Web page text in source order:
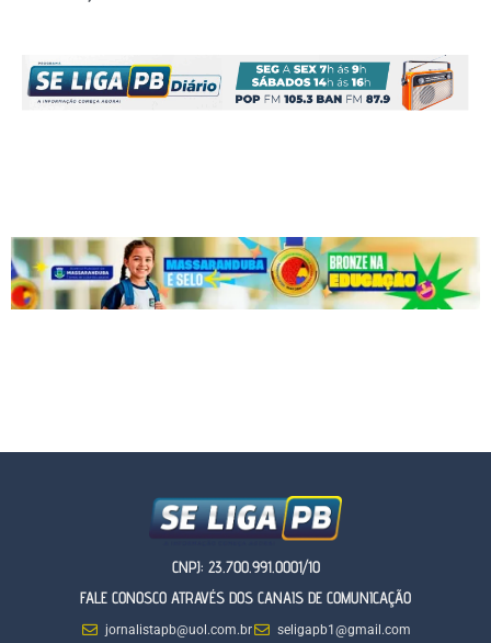
CNPJ: 23.700.991.0001/10
FALE CONOSCO ATRAVÉS DOS CANAIS DE COMUNICAÇÃO
jornalistapb@uol.com.br
seligapb1@gmail.com